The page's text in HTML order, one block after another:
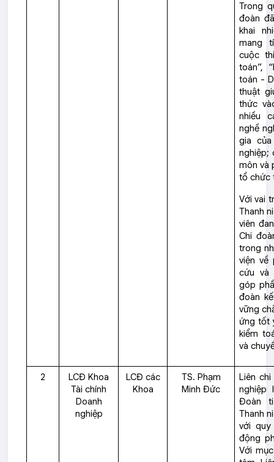
Trong
đoàn
khai
mang
cuộc
toán”,
toán -
thuật
thức
nhiều
nghề
gia
nghiệp;
môn và
tổ chức
Với vai
Thanh
viên
Chi
trong
viện về
cứu và
góp
đoàn
vững
ứng tốt
kiểm
và
2
LCĐ Khoa
Tài chính
Doanh
nghiệp
LCĐ các
Khoa
TS. Phạm
Minh Đức
Liên
nghiệp
Đoàn
Thanh
với
động
Với